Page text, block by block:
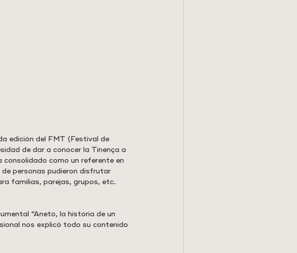
edición del FMT (Festival de
de dar a conocer la Tinença a
como un referente en
personas pudieron disfrutar
familias, parejas, grupos, etc.
“Aneto, la historia de un
nos explicó todo su contenido